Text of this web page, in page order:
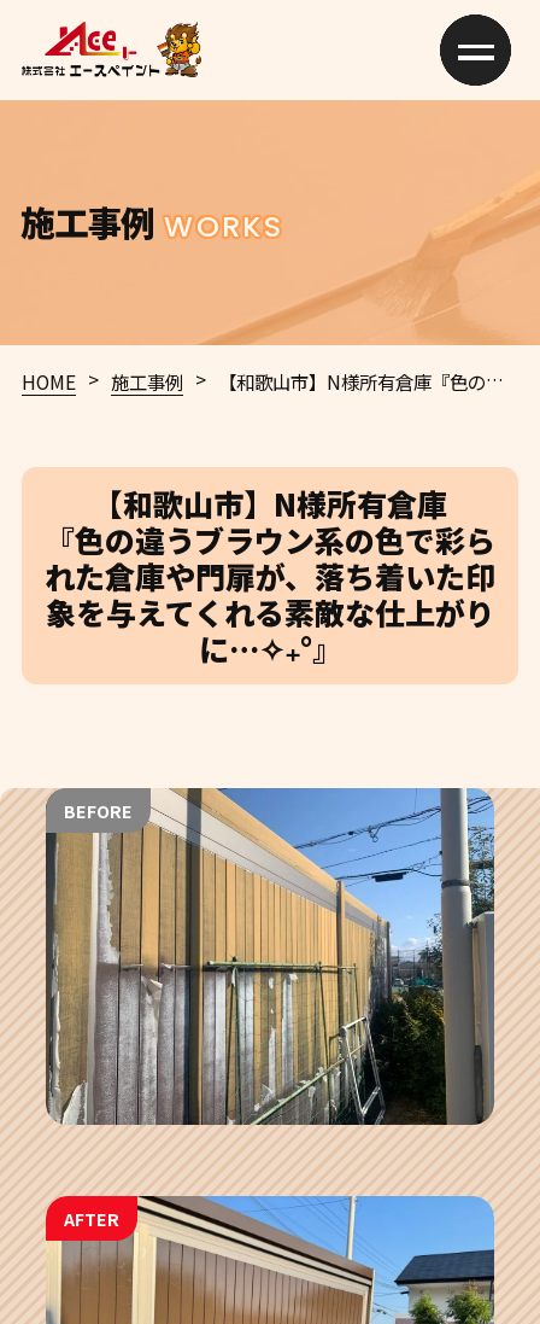
施工事例 WORKS
HOME > 施工事例 > 【和歌山市】N様所有倉庫 『色の違うブラウン系の色で彩られた倉庫や門扉が、落ち着いた印象を与えてくれる素敵な仕上がりに…✧₊°』
【和歌山市】N様所有倉庫
『色の違うブラウン系の色で彩ら
れた倉庫や門扉が、落ち着いた印
象を与えてくれる素敵な仕上がり
に…✧₊°』
BEFORE
AFTER